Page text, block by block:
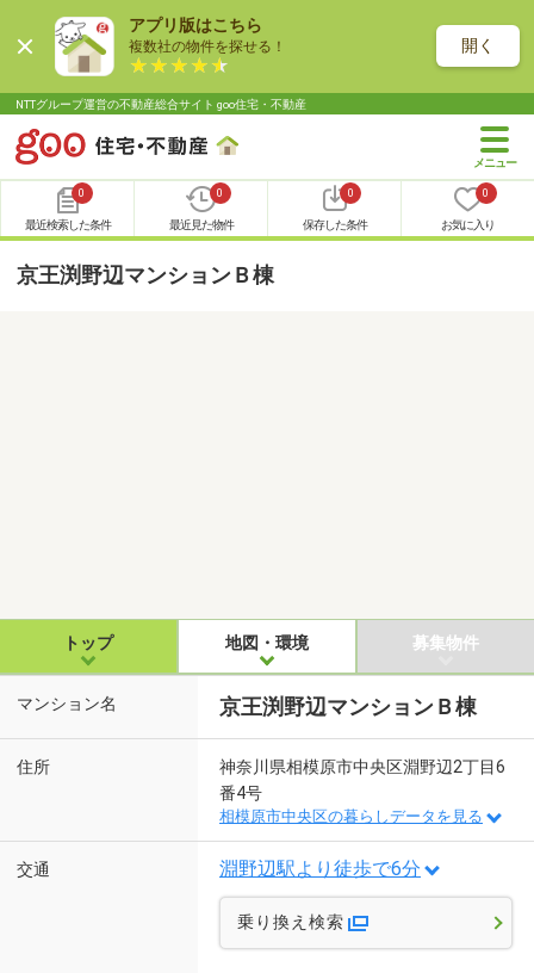
アプリ版はこちら
複数社の物件を探せる！ 開く
NTTグループ運営の不動産総合サイト goo住宅・不動産
0
最近検索した条件
0
最近見た物件
0
保存した条件
0
お気に入り
京王渕野辺マンションＢ棟
トップ 地図・環境 募集物件
マンション名 京王渕野辺マンションＢ棟
住所
神奈川県相模原市中央区淵野辺2丁目6
番4号
相模原市中央区の暮らしデータを見る
交通 淵野辺駅より徒歩で6分
乗り換え検索